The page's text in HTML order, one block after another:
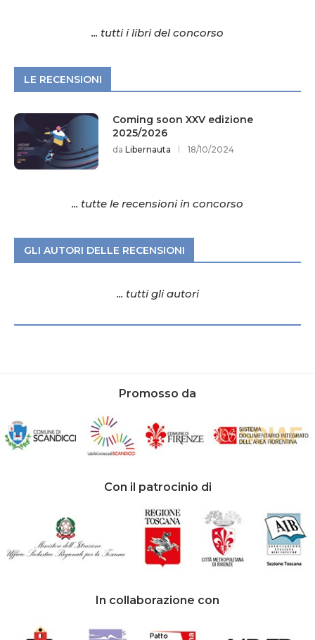
... tutti i libri del concorso
LE RECENSIONI
Coming soon XXV edizione
2025/2026
da Libernauta 18/10/2024
... tutte le recensioni in concorso
GLI AUTORI DELLE RECENSIONI
... tutti gli autori
Promosso da
Con il patrocinio di
In collaborazione con